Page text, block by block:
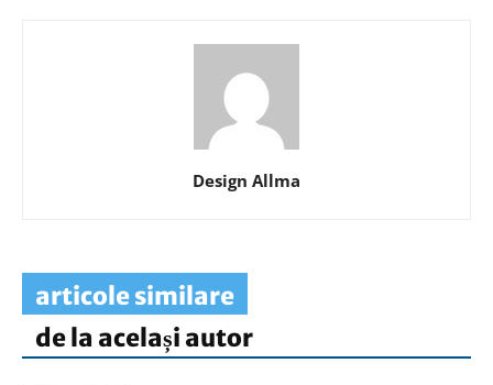
Design Allma
articole similare
de la același autor